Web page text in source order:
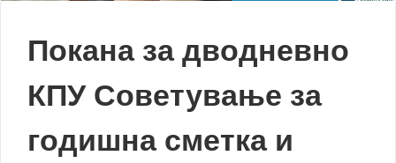
Покана за дводневно
КПУ Советување за
годишна сметка и